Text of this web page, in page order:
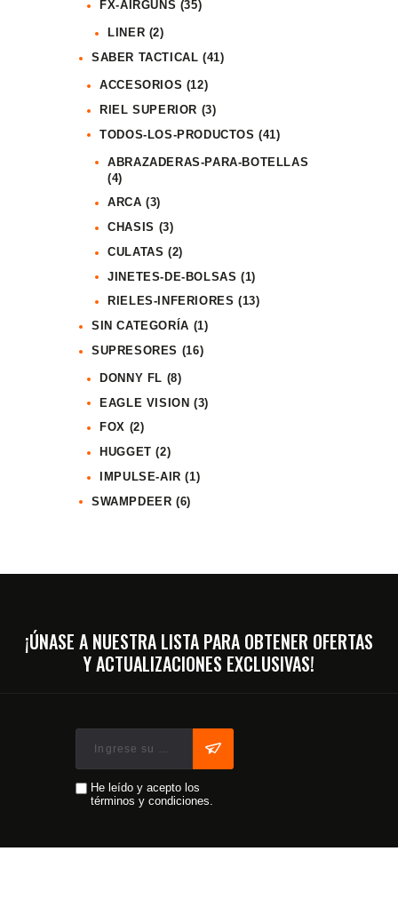
FX-AIRGUNS (35)
LINER (2)
SABER TACTICAL (41)
ACCESORIOS (12)
RIEL SUPERIOR (3)
TODOS-LOS-PRODUCTOS (41)
ABRAZADERAS-PARA-BOTELLAS
(4)
ARCA (3)
CHASIS (3)
CULATAS (2)
JINETES-DE-BOLSAS (1)
RIELES-INFERIORES (13)
SIN CATEGORÍA (1)
SUPRESORES (16)
DONNY FL (8)
EAGLE VISION (3)
FOX (2)
HUGGET (2)
IMPULSE-AIR (1)
SWAMPDEER (6)
¡ÚNASE A NUESTRA LISTA PARA OBTENER OFERTAS
Y ACTUALIZACIONES EXCLUSIVAS!
He leído y acepto los
términos y condiciones.